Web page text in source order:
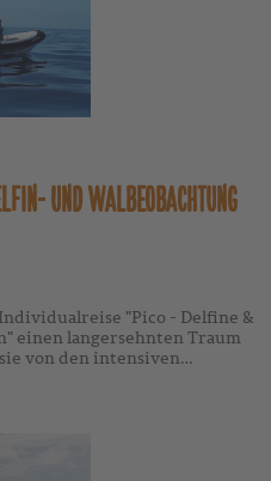
UND WALBEOBACHTUNG
"Pico - Delfine &
einen langersehnten Traum
von den intensiven